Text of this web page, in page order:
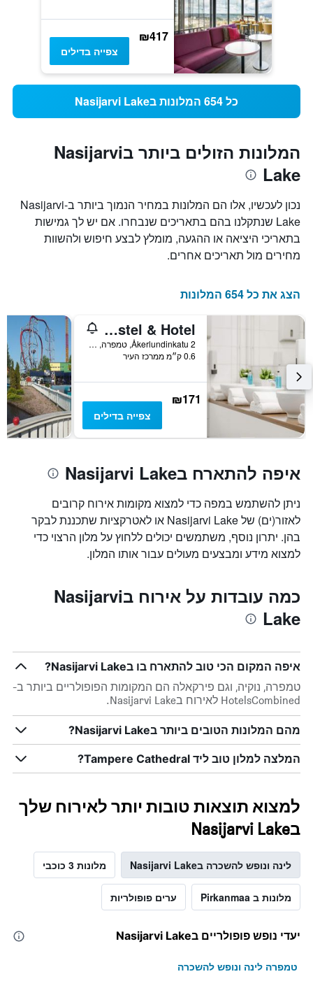
₪417
צפייה בדילים
כל 654 המלונות בNasijarvi Lake
המלונות הזולים ביותר בNasijarvi
Lake
נכון לעכשיו, אלו הם המלונות במחיר הנמוך ביותר ב-Nasijarvi
Lake שנתקלנו בהם בתאריכים שנבחרו. אם יש לך גמישות
בתאריכי היציאה או ההגעה, מומלץ לבצע חיפוש ולהשוות
מחירים מול תאריכים אחרים.
הצג את כל 654 המלונות
Dream Hostel & Hotel
Åkerlundinkatu 2, טמפרה, Pirkanmaa, פינלנד
0.6 ק״מ ממרכז העיר
₪171
צפייה בדילים
איפה להתארח בNasijarvi Lake
ניתן להשתמש במפה כדי למצוא מקומות אירוח קרובים
לאזור(ים) של Nasijarvi Lake או לאטרקציות שתכננת לבקר
בהן. יתרון נוסף, משתמשים יכולים ללחוץ על מלון הרצוי כדי
למצוא מידע ומבצעים מעולים עבור אותו המלון.
כמה עובדות על אירוח בNasijarvi
Lake
איפה המקום הכי טוב להתארח בו בNasijarvi Lake?
טמפרה, נוקיה, וגם פירקאלה הם המקומות הפופולריים ביותר ב-
HotelsCombined לאירוח בNasijarvi Lake.
מהם המלונות הטובים ביותר בNasijarvi Lake?
המלצה למלון טוב ליד Tampere Cathedral?
למצוא תוצאות טובות יותר לאירוח שלך
בNasijarvi Lake
לינה ונופש להשכרה בNasijarvi Lake מלונות 3 כוכבי
מלונות ב Pirkanmaa ערים פופולריות
יעדי נופש פופולריים בNasijarvi Lake
טמפרה לינה ונופש להשכרה